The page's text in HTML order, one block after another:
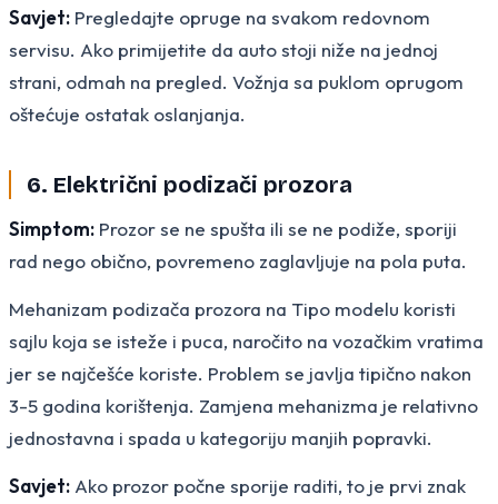
Savjet: Pregledajte opruge na svakom redovnom
servisu. Ako primijetite da auto stoji niže na jednoj
strani, odmah na pregled. Vožnja sa puklom oprugom
oštećuje ostatak oslanjanja.
6. Električni podizači prozora
Simptom: Prozor se ne spušta ili se ne podiže, sporiji
rad nego obično, povremeno zaglavljuje na pola puta.
Mehanizam podizača prozora na Tipo modelu koristi
sajlu koja se isteže i puca, naročito na vozačkim vratima
jer se najčešće koriste. Problem se javlja tipično nakon
3-5 godina korištenja. Zamjena mehanizma je relativno
jednostavna i spada u kategoriju manjih popravki.
Savjet: Ako prozor počne sporije raditi, to je prvi znak